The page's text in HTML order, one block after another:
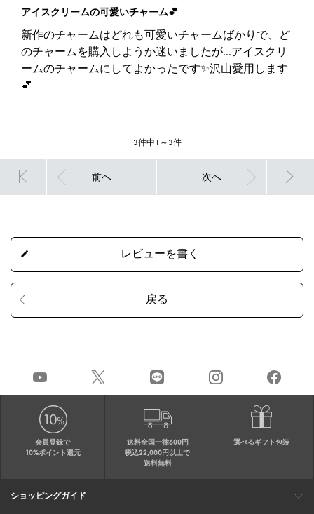
アイスクリームの可愛いチャーム💕
新作のチャームはどれも可愛いチャームばかりで、ど
のチャームを購入しようか迷いましたが…アイスクリ
ームのチャームにしてよかったです✨沢山愛用します
💕
3件中1～3件
前へ 次へ
会員登録で
10%ポイント還元
送料全国一律600円
税込22,000円以上で
送料無料
選べるギフト包装
ショッピングガイド